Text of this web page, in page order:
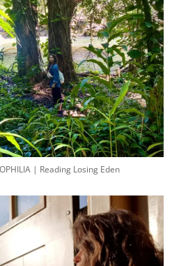
| Reading Losing Eden